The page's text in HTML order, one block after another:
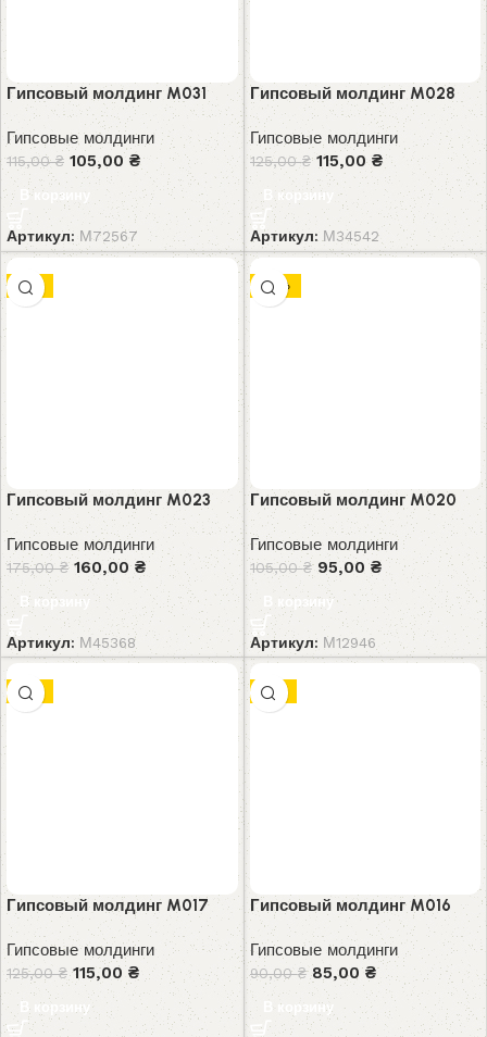
Гипсовый молдинг M031
Гипсовые молдинги
115,00₴ 105,00 ₴
В корзину
Артикул: М72567
Гипсовый молдинг M028
Гипсовые молдинги
125,00₴ 115,00 ₴
В корзину
Артикул: М34542
-9%
Гипсовый молдинг M023
Гипсовые молдинги
175,00₴ 160,00₴
В корзину
Артикул: М45368
-10%
Гипсовый молдинг M020
Гипсовые молдинги
105,00₴ 95,00₴
В корзину
Артикул: М12946
-8%
Гипсовый молдинг M017
Гипсовые молдинги
125,00₴ 115,00₴
В корзину
-6%
Гипсовый молдинг M016
Гипсовые молдинги
90,00₴ 85,00₴
В корзину